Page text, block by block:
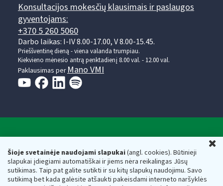
Šioje svetainėje naudojami slapukai(angl. cookies). Būtinieji
slapukai įdiegiami automatiškai ir jiems nėra reikalingas Jūsų
sutikimas. Taip pat galite sutikti ir su kitų slapukų naudojimu. Savo
sutikimą bet kada galėsite atšaukti pakeisdami interneto naršyklės
Konsultacijos mokesčių klausimais ir paslaugos
gyventojams:
+370 5 260 5060
Darbo laikas: I-IV 8.00-17.00, V 8.00-15.45.
Prieššventinę dieną - viena valanda trumpiau.
Kiekvieno mėnesio antrą penktadienį 8.00 val. - 12.00 val.
Paklausimas per Mano VMI
Respublikos finansų ministerijos
Biudžetinė įstaiga. Juridinio asmens kodas — 188659752,
adresas: Vasario 16-osios g. 14, 01107 Vilnius, Lietuva, el.paštas: